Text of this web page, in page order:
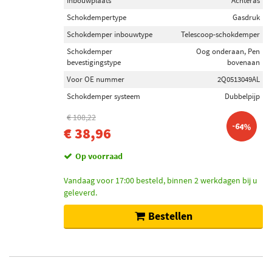
Schokdempertype
Gasdruk
Schokdemper inbouwtype
Telescoop-schokdemper
Schokdemper
bevestigingstype
Oog onderaan, Pen
bovenaan
Voor OE nummer
2Q0513049AL
Schokdemper systeem
Dubbelpijp
€ 108,22
€ 38,96 -64%
Op voorraad
Vandaag voor 17:00 besteld, binnen 2 werkdagen bij u
geleverd.
Bestellen